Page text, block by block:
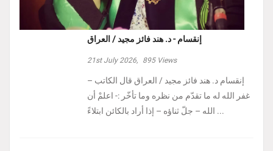
إنقسام - د. هند فائز مجيد / العراق
21st July 2026, 895Views
إنقسام د. هند فائز مجيد / العراق ‏قال الكاتب –
غفر الله له ما تقدّم من نظره وما تأخّر :- ‏اعلمْ أن
الله – جلّ ثناؤه – إذا أراد بالكائن ابتلاءً ...